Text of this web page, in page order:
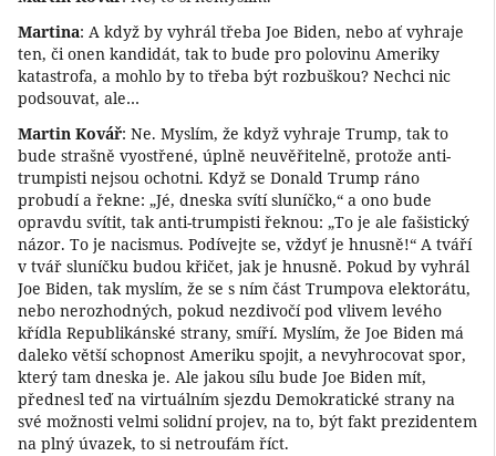
Martina: A když by vyhrál třeba Joe Biden, nebo ať vyhraje
ten, či onen kandidát, tak to bude pro polovinu Ameriky
katastrofa, a mohlo by to třeba být rozbuškou? Nechci nic
podsouvat, ale…
Martin Kovář: Ne. Myslím, že když vyhraje Trump, tak to
bude strašně vyostřené, úplně neuvěřitelně, protože anti-
trumpisti nejsou ochotni. Když se Donald Trump ráno
probudí a řekne: „Jé, dneska svítí sluníčko,“ a ono bude
opravdu svítit, tak anti-trumpisti řeknou: „To je ale fašistický
názor. To je nacismus. Podívejte se, vždyť je hnusně!“ A tváří
v tvář sluníčku budou křičet, jak je hnusně. Pokud by vyhrál
Joe Biden, tak myslím, že se s ním část Trumpova elektorátu,
nebo nerozhodných, pokud nezdivočí pod vlivem levého
křídla Republikánské strany, smíří. Myslím, že Joe Biden má
daleko větší schopnost Ameriku spojit, a nevyhrocovat spor,
který tam dneska je. Ale jakou sílu bude Joe Biden mít,
přednesl teď na virtuálním sjezdu Demokratické strany na
své možnosti velmi solidní projev, na to, být fakt prezidentem
na plný úvazek, to si netroufám říct.